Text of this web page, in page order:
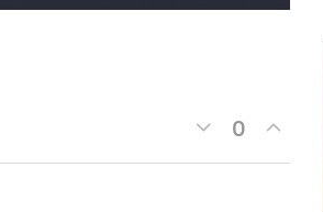
0